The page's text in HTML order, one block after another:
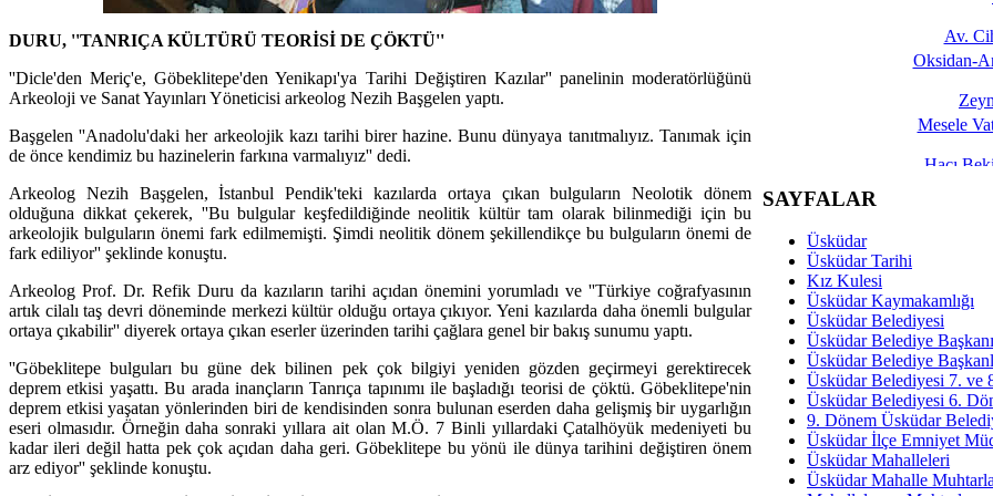
DURU, ''TANRIÇA KÜLTÜRÜ TEORİSİ DE ÇÖKTÜ''
''Dicle'den Meriç'e, Göbeklitepe'den Yenikapı'ya Tarihi Değiştiren Kazılar'' panelinin moderatörlüğünü
Arkeoloji ve Sanat Yayınları Yöneticisi arkeolog Nezih Başgelen yaptı.
Başgelen ''Anadolu'daki her arkeolojik kazı tarihi birer hazine. Bunu dünyaya tanıtmalıyız. Tanımak için
de önce kendimiz bu hazinelerin farkına varmalıyız'' dedi.
Arkeolog Nezih Başgelen, İstanbul Pendik'teki kazılarda ortaya çıkan bulguların Neolotik dönem
olduğuna dikkat çekerek, ''Bu bulgular keşfedildiğinde neolitik kültür tam olarak bilinmediği için bu
arkeolojik bulguların önemi fark edilmemişti. Şimdi neolitik dönem şekillendikçe bu bulguların önemi de
fark ediliyor'' şeklinde konuştu.
Arkeolog Prof. Dr. Refik Duru da kazıların tarihi açıdan önemini yorumladı ve ''Türkiye coğrafyasının
artık cilalı taş devri döneminde merkezi kültür olduğu ortaya çıkıyor. Yeni kazılarda daha önemli bulgular
ortaya çıkabilir'' diyerek ortaya çıkan eserler üzerinden tarihi çağlara genel bir bakış sunumu yaptı.
''Göbeklitepe bulguları bu güne dek bilinen pek çok bilgiyi yeniden gözden geçirmeyi gerektirecek
deprem etkisi yaşattı. Bu arada inançların Tanrıça tapınımı ile başladığı teorisi de çöktü. Göbeklitepe'nin
deprem etkisi yaşatan yönlerinden biri de kendisinden sonra bulunan eserden daha gelişmiş bir uygarlığın
eseri olmasıdır. Örneğin daha sonraki yıllara ait olan M.Ö. 7 Binli yıllardaki Çatalhöyük medeniyeti bu
kadar ileri değil hatta pek çok açıdan daha geri. Göbeklitepe bu yönü ile dünya tarihini değiştiren önem
arz ediyor'' şeklinde konuştu.
Av.
Oksidan-
Mesele
Hacı
Dünya Fani, Ama
Hukukun
Av.
İmar Sorunlarının Genel
Arakan
SAYFALAR
Üsküdar
Üsküdar Tarihi
Kız Kulesi
Üsküdar Kaymakamlığı
Üsküdar Belediyesi
Üsküdar Belediye Başkanı
Üsküdar Belediye
Üsküdar Belediyesi 7. ve
Üsküdar Belediyesi 6.
9. Dönem Üsküdar
Üsküdar İlçe Emniyet
Üsküdar Mahalleleri
Üsküdar Mahalle